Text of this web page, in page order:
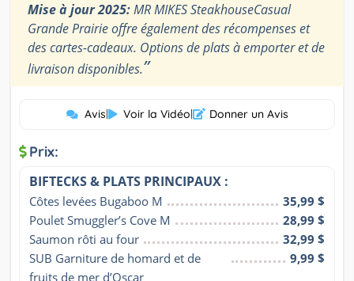
Mise à jour 2025:MR MIKES SteakhouseCasual
Grande Prairie offre également des récompenses et
des cartes-cadeaux. Options de plats à emporter et de
livraison disponibles.”
Avis| Voir la Vidéo| Donner un Avis
Prix:
BIFTECKS & PLATS PRINCIPAUX :
Côtes levées Bugaboo M
35,99 $
Poulet Smuggler’s Cove M
28,99 $
Saumon rôti au four
32,99 $
SUB Garniture de homard et de
fruits de mer d’Oscar
9,99 $